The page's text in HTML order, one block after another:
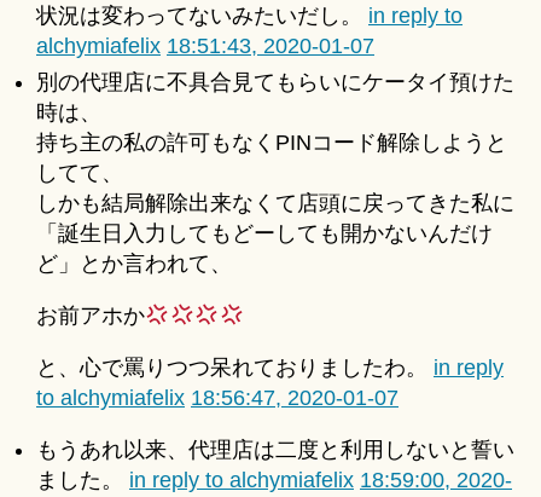
状況は変わってないみたいだし。 in reply to
alchymiafelix 18:51:43, 2020-01-07
別の代理店に不具合見てもらいにケータイ預けた
時は、
持ち主の私の許可もなくPINコード解除しようと
してて、
しかも結局解除出来なくて店頭に戻ってきた私に
「誕生日入力してもどーしても開かないんだけ
ど」とか言われて、
お前アホか
と、心で罵りつつ呆れておりましたわ。 in reply
to alchymiafelix 18:56:47, 2020-01-07
もうあれ以来、代理店は二度と利用しないと誓い
ました。 in reply to alchymiafelix 18:59:00, 2020-